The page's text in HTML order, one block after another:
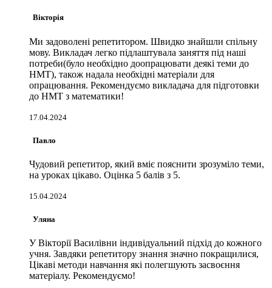
Вікторія
Ми задоволені репетитором. Швидко знайшли спільну
мову. Викладач легко підлаштувала заняття під наші
потреби(було необхідно доопрацювати деякі теми до
НМТ), також надала необхідні матеріали для
опрацювання. Рекомендуємо викладача для підготовки
до НМТ з математики!
17.04.2024
Павло
Чудовий репетитор, який вміє пояснити зрозуміло теми,
на уроках цікаво. Оцінка 5 балів з 5.
15.04.2024
Уляна
У Вікторії Василівни індивідуальний підхід до кожного
учня. Завдяки репетитору знання значно покращилися,
Цікаві методи навчання які полегшують засвоєння
матеріалу. Рекомендуємо!